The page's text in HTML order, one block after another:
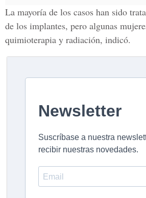
La mayoría de los casos han sido
de los implantes, pero algunas
quimioterapia y radiación, indicó.